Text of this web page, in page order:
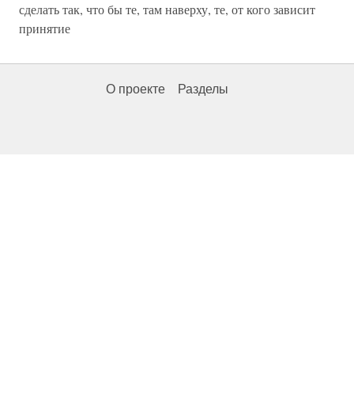
сделать так, что бы те, там наверху, те, от кого зависит
принятие
О проекте Разделы